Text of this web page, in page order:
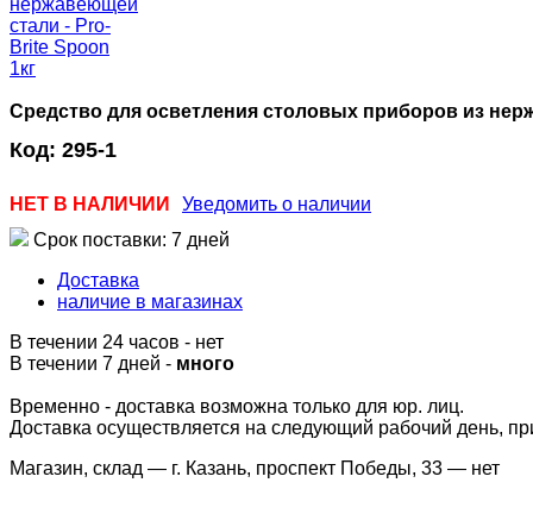
Средство для осветления столовых приборов из
Код: 295-1
НЕТ В НАЛИЧИИ
Уведомить о наличии
Срок поставки: 7 дней
Доставка
наличие в магазинах
В течении 24 часов - нет
В течении 7 дней - много
Временно - доставка возможна только для юр. лиц.
Доставка осуществляется на следующий рабочий день,
Магазин, склад — г. Казань, проспект Победы, 33 — нет